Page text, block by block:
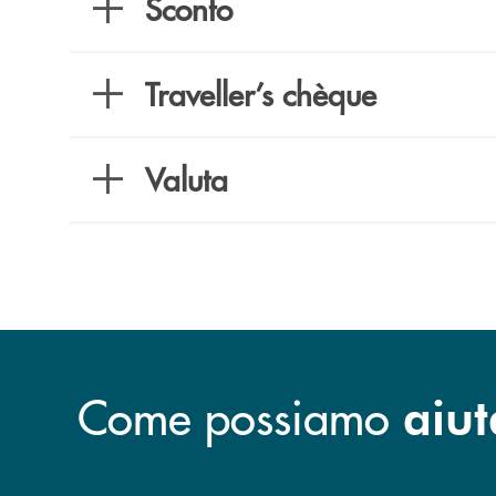
Traveller’s chèque
Valuta
Come possiamo